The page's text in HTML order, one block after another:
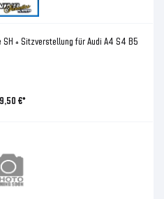
+ Sitzverstellung für Audi A4 S4 B5
€*